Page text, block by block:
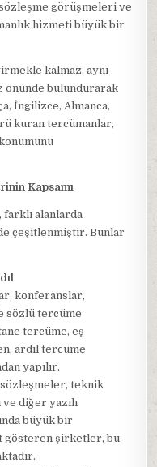
görüşmeleri ve
hizmeti büyük bir
kalmaz, aynı
önünde bulundurarak
İngilizce, Almanca,
kuran tercümanlar,
Kapsamı
farklı alanlarda
çeşitlenmiştir. Bunlar
konferanslar,
sözlü tercüme
tercüme, eş
ardıl tercüme
yapılır.
teknik
diğer yazılı
büyük bir
gösteren şirketler, bu